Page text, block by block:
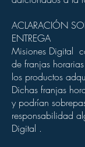
ACLARACIÓN
ENTREGA
Misiones Digital
de franjas
los productos
Dichas franjas
y podrían
responsabilidad
Digital .